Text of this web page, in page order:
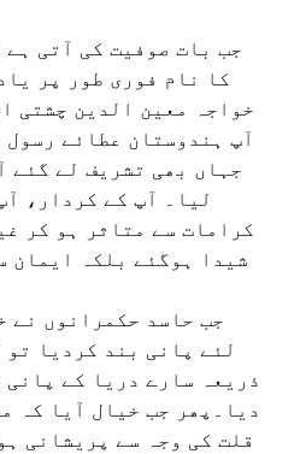
جب بات صوفیت کی آتی
کا نام فوری طور پر
خواجہ معین الدین چشتی
آپ ہندوستان عطائے رسول
جہاں بھی تشریف لے گئے
لیا۔ آپ کے کردار،
کرامات سے متاثر ہو کر
شیدا ہوگئے بلکہ ایمان
جب حاسد حکمرانوں نے
لئے پانی بند کردیا
ذریعہ سارے دریا کے پانی
دیا۔پھر جب خیال آیا کہ
قلت کی وجہ سے پریشانی